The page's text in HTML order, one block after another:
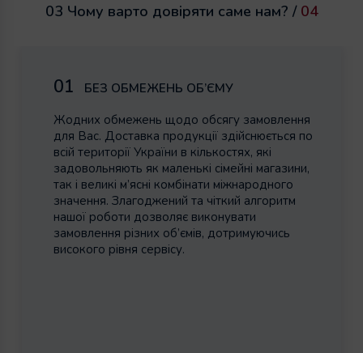
03 Чому варто довіряти саме нам? / 04
01
БЕЗ ОБМЕЖЕНЬ ОБ’ЄМУ
Жодних обмежень щодо обсягу замовлення
для Вас. Доставка продукції здійснюється по
всій території України в кількостях, які
задовольняють як маленькі сімейні магазини,
так і великі м’ясні комбінати міжнародного
значення. Злагоджений та чіткий алгоритм
нашої роботи дозволяє виконувати
замовлення різних об’ємів, дотримуючись
високого рівня сервісу.